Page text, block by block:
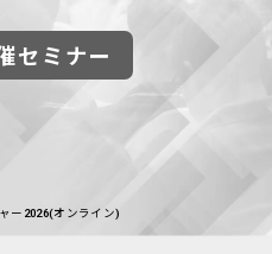
セミナー
ー2026(オンライン)